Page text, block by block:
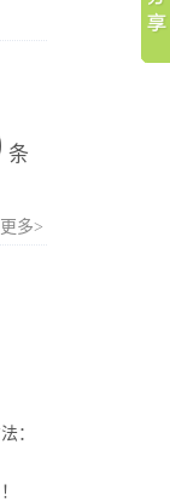
条
更多>
：